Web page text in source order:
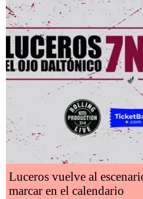
Luceros vuelve al
marcar en el calendario